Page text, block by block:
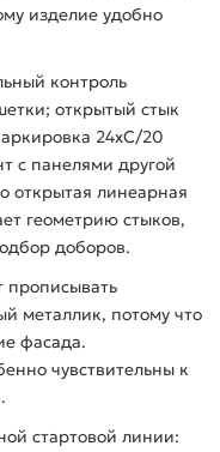
изделие удобно
контроль
открытый стык
24хС/20
с панелями другой
открытая линеарная
геометрию стыков,
доборов.
прописывать
металлик, потому что
фасада.
чувствительны к
стартовой линии: